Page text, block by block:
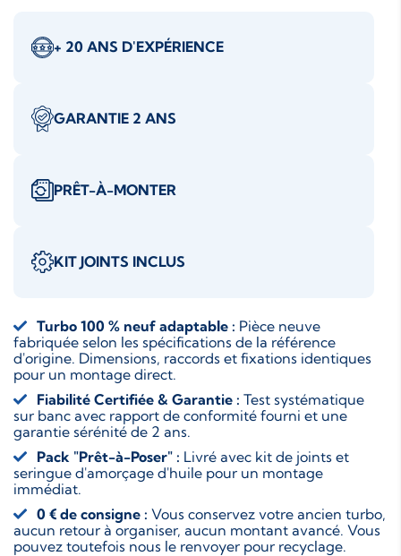
+ 20 ANS D'EXPÉRIENCE
GARANTIE 2 ANS
PRÊT-À-MONTER
KIT JOINTS INCLUS
Turbo 100 % neuf adaptable : Pièce neuve
fabriquée selon les spécifications de la référence
d'origine. Dimensions, raccords et fixations identiques
pour un montage direct.
Fiabilité Certifiée & Garantie : Test systématique
sur banc avec rapport de conformité fourni et une
garantie sérénité de 2 ans.
Pack "Prêt-à-Poser" : Livré avec kit de joints et
seringue d'amorçage d'huile pour un montage
immédiat.
0 € de consigne : Vous conservez votre ancien turbo,
aucun retour à organiser, aucun montant avancé. Vous
pouvez toutefois nous le renvoyer pour recyclage.